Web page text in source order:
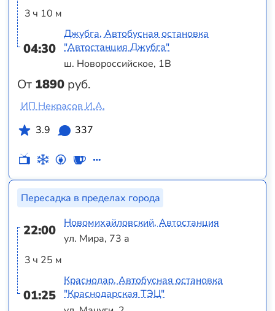
3 ч 10 м
04:30
От 1890 руб.
Джубга, Автобусная остановка
"Автостанция Джубга"
ш. Новороссийское, 1В
ИП Некрасов И.А.
3.9
337
Пересадка в пределах города
22:00
3 ч 25 м
01:25
Новомихайловский, Автостанция
ул. Мира, 73 а
Краснодар, Автобусная остановка
"Краснодарская ТЭЦ"